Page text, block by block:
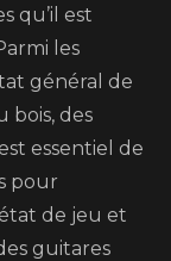
qu’il est
les
général de
bois, des
essentiel de
pour
de jeu et
guitares